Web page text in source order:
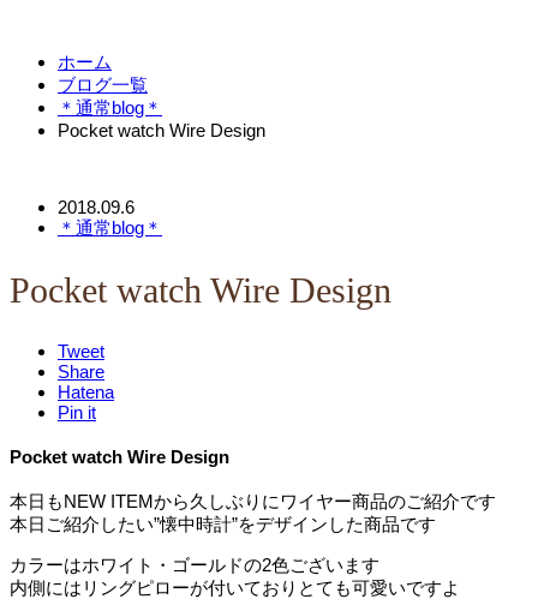
ホーム
ブログ一覧
＊通常blog＊
Pocket watch Wire Design
2018.09.6
＊通常blog＊
Pocket watch Wire Design
Tweet
Share
Hatena
Pin it
Pocket watch Wire Design
本日もNEW ITEMから久しぶりにワイヤー商品のご紹介です
本日ご紹介したい”懐中時計”をデザインした商品です
カラーはホワイト・ゴールドの2色ございます
内側にはリングピローが付いておりとても可愛いですよ